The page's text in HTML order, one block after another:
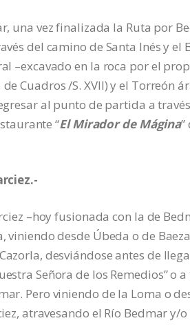
una vez finalizada la Ruta por
del camino de Santa Inés y
–excavado en la roca por el
Cuadros /S. XVII) y el Torreón
al punto de partida a
“El Mirador de Mágina
–hoy fusionada con la de
viniendo desde Úbeda o de
desviándose antes de
Señora de los Remedios” o
Pero viniendo de la Loma o
atravesando el Río Bedmar